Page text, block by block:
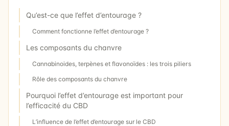
Qu’est-ce que l’effet d’entourage ?
Comment fonctionne l’effet d’entourage ?
Les composants du chanvre
Cannabinoides, terpènes et flavonoïdes : les trois piliers
Rôle des composants du chanvre
Pourquoi l’effet d’entourage est important pour
l’efficacité du CBD
L’influence de l’effet d’entourage sur le CBD